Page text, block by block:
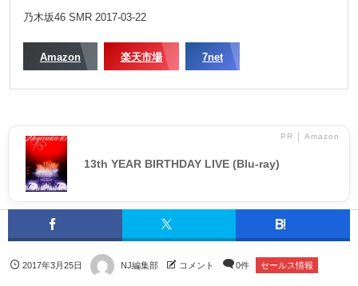
乃木坂46 SMR 2017-03-22
Amazon 楽天市場 7net
PR │ Amazon
13th YEAR BIRTHDAY LIVE (Blu-ray)
2017年3月25日 NJ編集部 コメント 0件 セールス情報